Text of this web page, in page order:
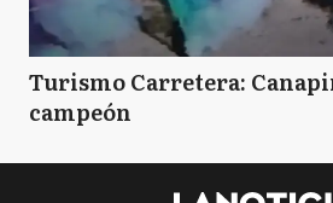
Turismo Carretera:
campeón